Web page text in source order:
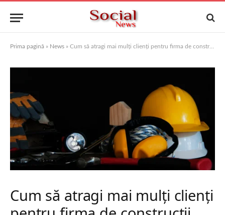
Prima pagină » News » Cum să atragi mai mulți clienți pentru firma de construcții printr-un site optimizat SEO
Cum să atragi mai mulți clienți